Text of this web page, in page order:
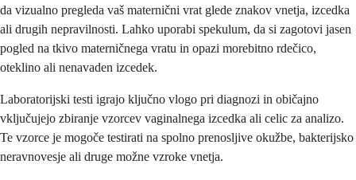
da vizualno pregleda vaš maternični vrat glede znakov vnetja, izcedka
ali drugih nepravilnosti. Lahko uporabi spekulum, da si zagotovi jasen
pogled na tkivo materničnega vratu in opazi morebitno rdečico,
oteklino ali nenavaden izcedek.
Laboratorijski testi igrajo ključno vlogo pri diagnozi in običajno
vključujejo zbiranje vzorcev vaginalnega izcedka ali celic za analizo.
Te vzorce je mogoče testirati na spolno prenosljive okužbe, bakterijsko
neravnovesje ali druge možne vzroke vnetja.